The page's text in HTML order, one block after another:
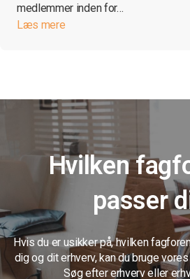
medlemmer inden for…
Læs mere
Hvilken
passer
Hvis du er usikker på, hvilken
dig og dit erhverv, kan du bruge
Søg efter erhverv eller